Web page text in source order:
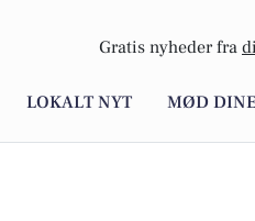
Gratis nyheder fra
LOKALT NYT MØD